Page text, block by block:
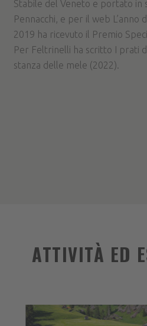
Stabile del Veneto e portato in
Pennacchi, e per il web L’anno
2019 ha ricevuto il Premio
Per Feltrinelli ha scritto I prati
stanza delle mele (2022).
ATTIVITÀ ED